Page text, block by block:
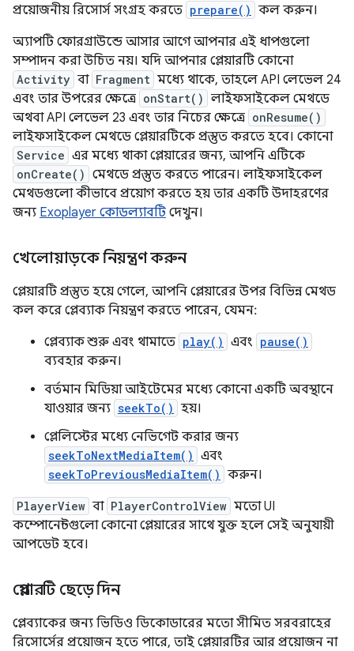
প্রয়োজনীয় রিসোর্স সংগ্রহ করতে prepare() কল করুন।
অ্যাপটি ফোরগ্রাউন্ডে আসার আগে আপনার এই ধাপগুলো
সম্পাদন করা উচিত নয়। যদি আপনার প্লেয়ারটি কোনো
Activity বা Fragment মধ্যে থাকে, তাহলে API লেভেল 24
এবং তার উপরের ক্ষেত্রে onStart() লাইফসাইকেল মেথডে
অথবা API লেভেল 23 এবং তার নিচের ক্ষেত্রে onResume()
লাইফসাইকেল মেথডে প্লেয়ারটিকে প্রস্তুত করতে হবে। কোনো
Service এর মধ্যে থাকা প্লেয়ারের জন্য, আপনি এটিকে
onCreate() মেথডে প্রস্তুত করতে পারেন। লাইফসাইকেল
মেথডগুলো কীভাবে প্রয়োগ করতে হয় তার একটি উদাহরণের
জন্য Exoplayer কোডল্যাবটি দেখুন।
খেলোয়াড়কে নিয়ন্ত্রণ করুন
প্লেয়ারটি প্রস্তুত হয়ে গেলে, আপনি প্লেয়ারের উপর বিভিন্ন মেথড
কল করে প্লেব্যাক নিয়ন্ত্রণ করতে পারেন, যেমন:
প্লেব্যাক শুরু এবং থামাতে play() এবং pause()
ব্যবহার করুন।
বর্তমান মিডিয়া আইটেমের মধ্যে কোনো একটি অবস্থানে
যাওয়ার জন্য seekTo() হয়।
প্লেলিস্টের মধ্যে নেভিগেট করার জন্য
seekToNextMediaItem() এবং
seekToPreviousMediaItem() করুন।
PlayerView বা PlayerControlView মতো UI
কম্পোনেন্টগুলো কোনো প্লেয়ারের সাথে যুক্ত হলে সেই অনুযায়ী
আপডেট হবে।
প্লেয়ারটি ছেড়ে দিন
প্লেব্যাকের জন্য ভিডিও ডিকোডারের মতো সীমিত সরবরাহের
রিসোর্সের প্রয়োজন হতে পারে, তাই প্লেয়ারটির আর প্রয়োজন না